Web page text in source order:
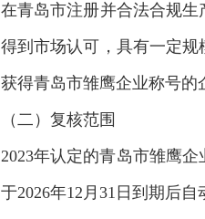
在青岛市注册并合法合规生
得到市场认可，具有一定
获得青岛市雏鹰企业称号的
（二）复核范围
2023年认定的青岛市雏鹰
于2026年12月31日到期后自